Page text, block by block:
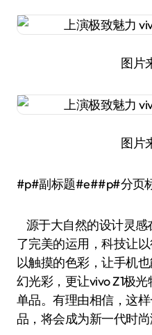
图片
图片
#p#副标题#e##p#分页
源于大自然的设计灵感
了完美的运用，科技让
以触摸的色彩，让手机
幻光彩，更让vivo Z1极
单品。有理由相信，这
品，将会成为新一代时尚